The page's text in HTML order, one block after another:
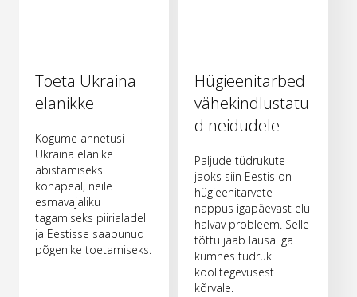
Toeta Ukraina
elanikke
Kogume annetusi
Ukraina elanike
abistamiseks
kohapeal, neile
esmavajaliku
tagamiseks piirialadel
ja Eestisse saabunud
põgenike toetamiseks.
Hügieenitarbed
vähekindlustatu
d neidudele
Paljude tüdrukute
jaoks siin Eestis on
hügieenitarvete
nappus igapäevast elu
halvav probleem. Selle
tõttu jääb lausa iga
kümnes tüdruk
koolitegevusest
kõrvale.